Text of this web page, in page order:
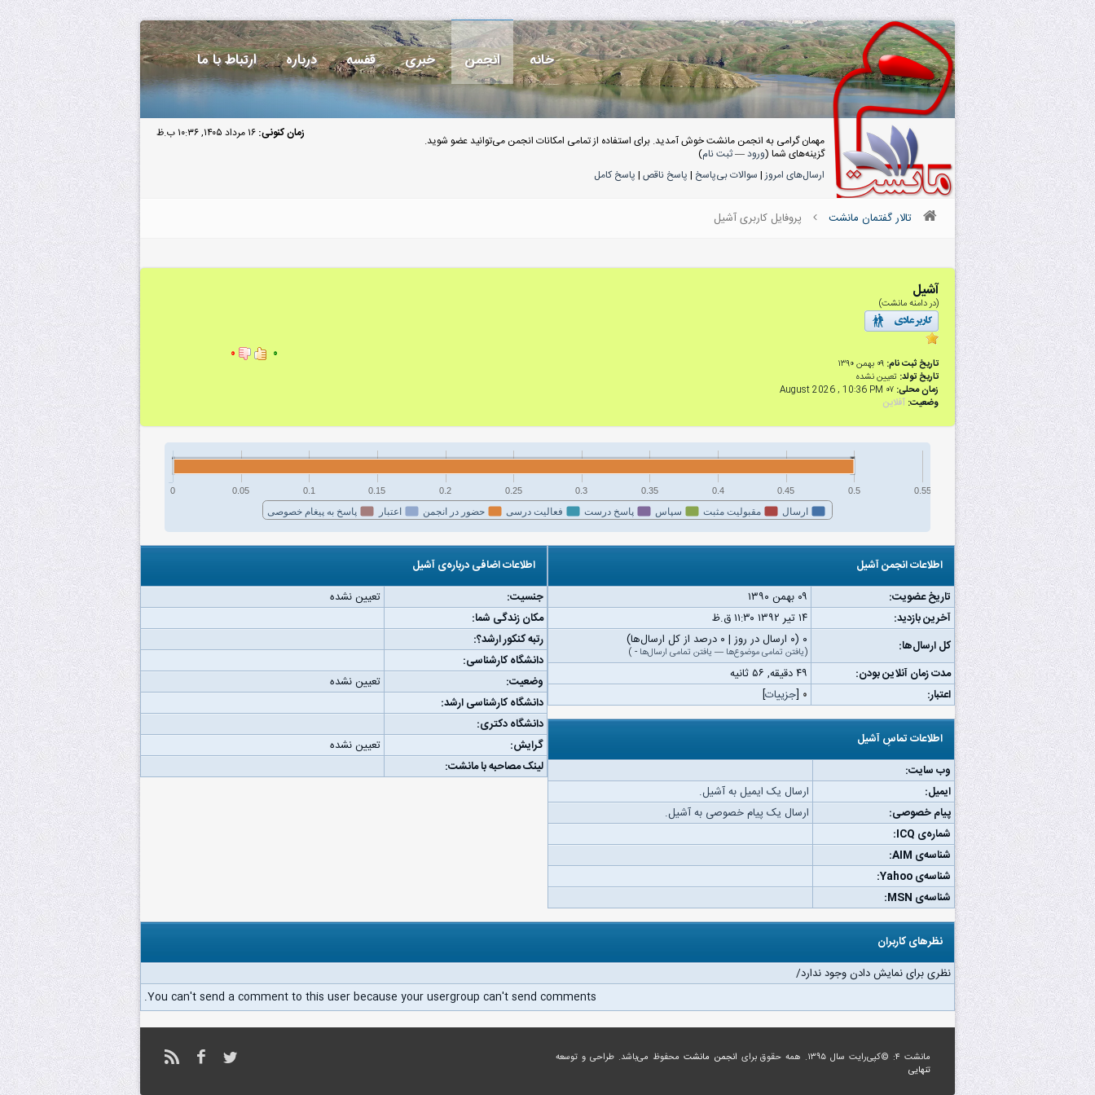
خانه انجمن خبری قفسه درباره ارتباط با ما
زمان کنونی: ۱۶ مرداد ۱۴۰۵, ۱۰:۳۶ ب.ظ
مهمان گرامی به انجمن مانشت خوش آمدید. برای استفاده از تمامی امکانات انجمن می‌توانید عضو شوید.
گزینه‌های شما (ورود—ثبت نام)
ارسال‌های امروز| سوالات بی‌پاسخ | پاسخ ناقص | پاسخ کامل
تالار گفتمان مانشت پروفایل کاربری آشیل
آشیل
(در دامنه مانشت)
تاریخ ثبت نام: ۰۹ بهمن ۱۳۹۰
تاریخ تولد: تعیین نشده
زمان محلی: ۰۷ August 2026 , 10:36 PM
وضعیت: آفلاین
۰ ۰
ارسال مقبولیت مثبت سپاس پاسخ درست فعالیت درسی حضور در انجمن اعتبار پاسخ به پیغام خصوصی
0 0.05 0.1 0.15 0.2 0.25 0.3 0.35 0.4 0.45 0.5 0.55
اطلاعات انجمن آشیل
تاریخ عضویت:
۰۹ بهمن ۱۳۹۰
آخرین بازدید:
۱۴ تیر ۱۳۹۲ ۱۱:۳۰ ق.ظ
کل ارسال‌ها:
۰ (۰ ارسال در روز | ۰ درصد از کل ارسال‌ها)
(یافتن تمامی موضوع‌ها — یافتن تمامی ارسال‌ها -
)
مدت زمان آنلاین بودن:
۴۹ دقیقه, ۵۶ ثانیه
اعتبار:
۰ [جزییات]
اطلاعات تماسِ آشیل
وب‌ سایت:
ایمیل:
ارسال یک ایمیل به آشیل.
پیام خصوصی:
ارسال یک پیام خصوصی به آشیل.
شماره‌ی ICQ:
شناسه‌ی AIM:
شناسه‌ی Yahoo:
شناسه‌ی MSN:
اطلاعات اضافی درباره‌ی آشیل
جنسیت:
تعیین نشده
مکان زندگی شما:
رتبه کنکور ارشد؟:
دانشگاه کارشناسی:
وضعیت:
تعیین نشده
دانشگاه کارشناسی ارشد:
دانشگاه دکتری:
گرایش:
تعیین نشده
لینک مصاحبه با مانشت:
نظرهای کاربران
نظری برای نمایش دادن وجود ندارد/
You can't send a comment to this user because your usergroup can't send comments.
مانشت ۴: ©کپی‌رایت سال ۱۳۹۵. همه حقوق برای انجمن مانشت محفوظ می‌باشد. طراحی و توسعه
تنهایی